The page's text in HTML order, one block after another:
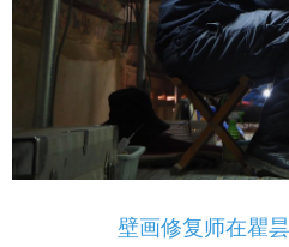
壁画修复师在瞿